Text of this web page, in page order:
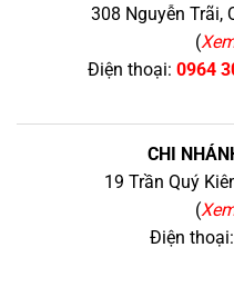
308 Nguyễn Trãi,
(
Điện thoại: 0964
CHI
19 Trần Quý
(
Điện thoại: